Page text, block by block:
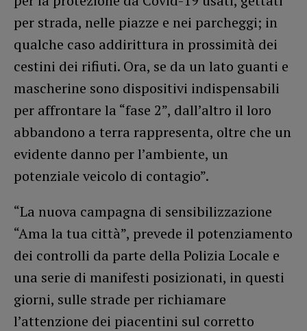
per strada, nelle piazze e nei parcheggi; in
qualche caso addirittura in prossimità dei
cestini dei rifiuti. Ora, se da un lato guanti e
mascherine sono dispositivi indispensabili
per affrontare la “fase 2”, dall’altro il loro
abbandono a terra rappresenta, oltre che un
evidente danno per l’ambiente, un
potenziale veicolo di contagio”.
“La nuova campagna di sensibilizzazione
“Ama la tua città”, prevede il potenziamento
dei controlli da parte della Polizia Locale e
una serie di manifesti posizionati, in questi
giorni, sulle strade per richiamare
l’attenzione dei piacentini sul corretto